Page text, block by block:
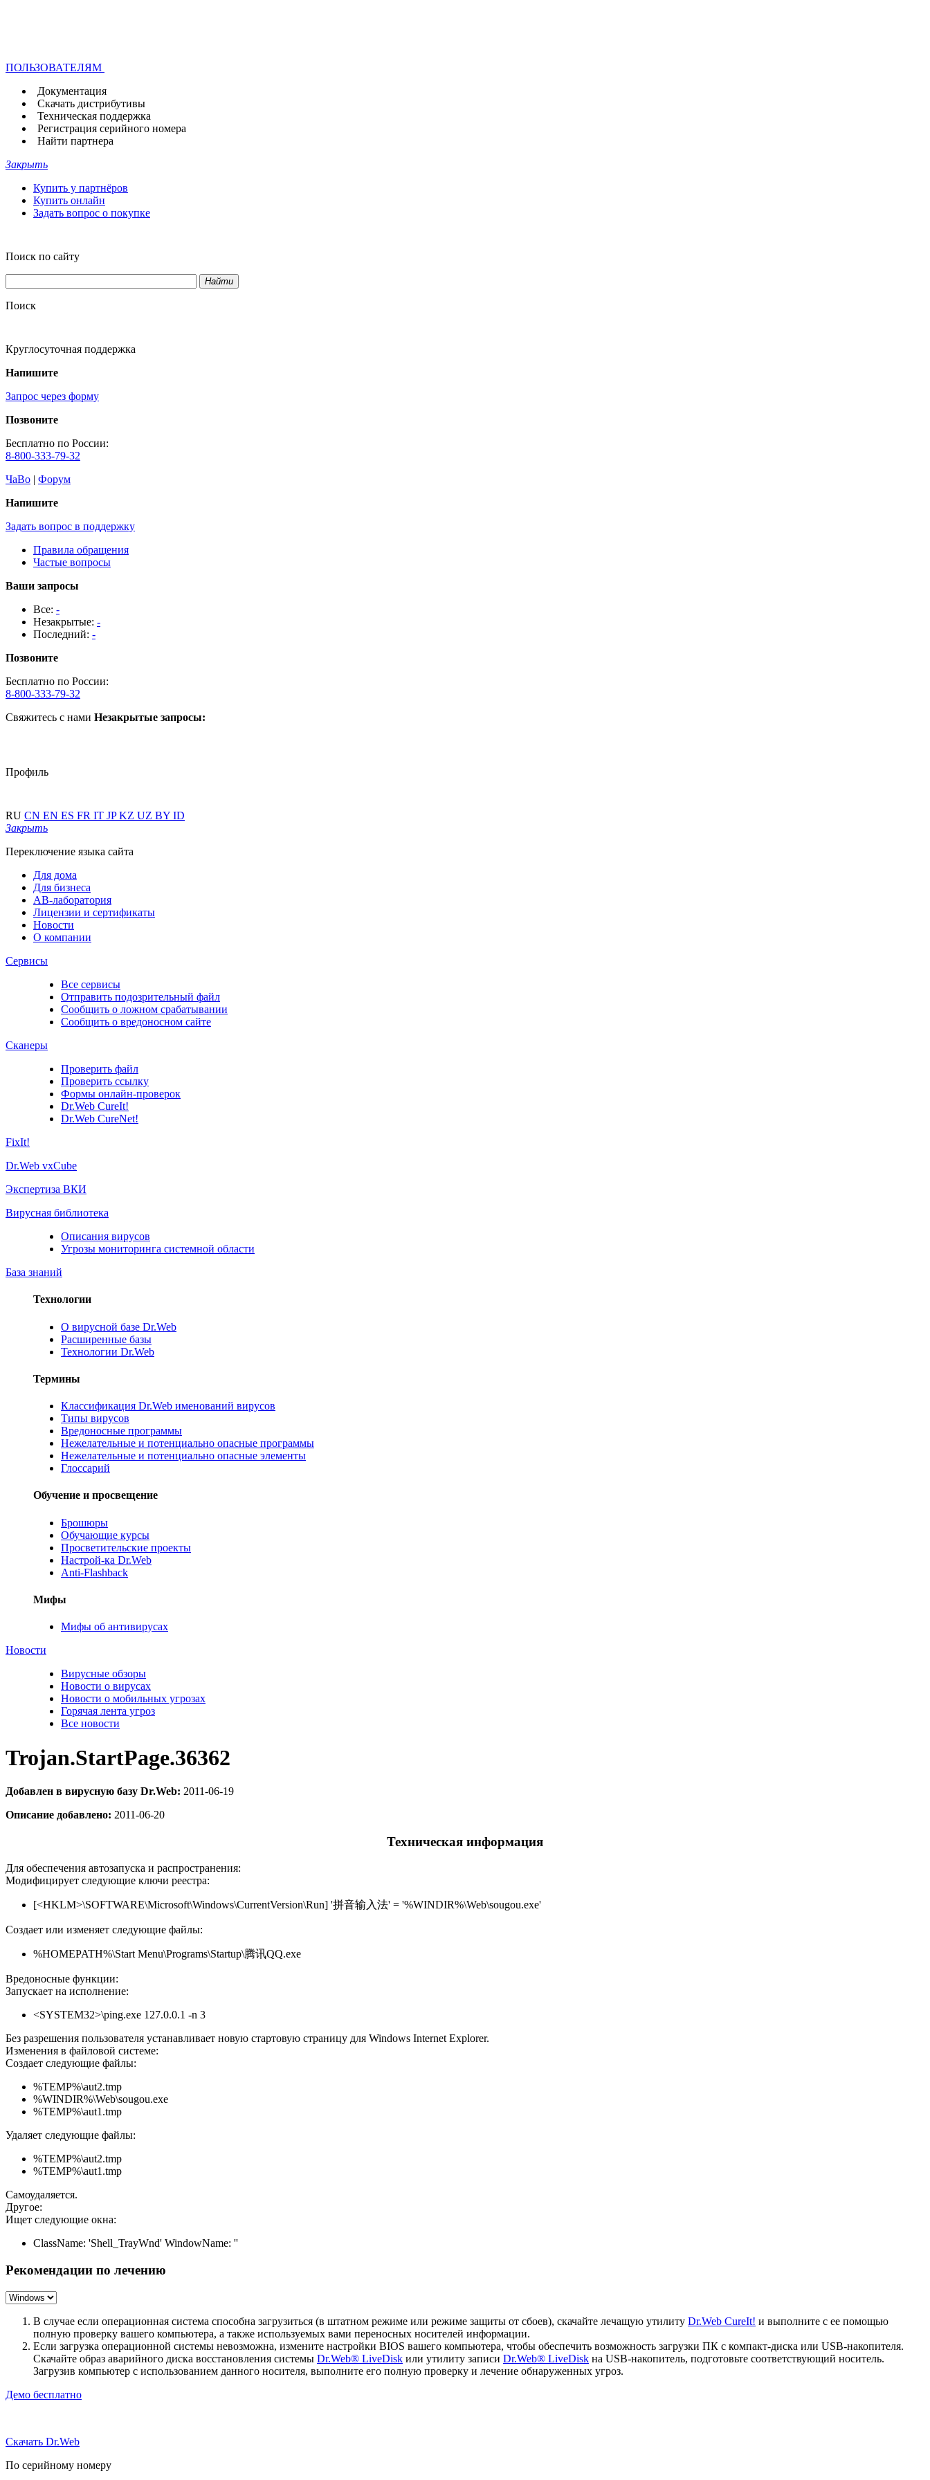
ПОЛЬЗОВАТЕЛЯМ
Документация
Скачать дистрибутивы
Техническая поддержка
Регистрация серийного номера
Найти партнера
Закрыть
Купить у партнёров
Купить онлайн
Задать вопрос о покупке
Поиск по сайту
Найти
Поиск
Круглосуточная поддержка
Напишите
Запрос через форму
Позвоните
Бесплатно по России:
8-800-333-79-32
ЧаВо | Форум
Напишите
Задать вопрос в поддержку
Правила обращения
Частые вопросы
Ваши запросы
Все: -
Незакрытые: -
Последний: -
Позвоните
Бесплатно по России:
8-800-333-79-32
Свяжитесь с нами Незакрытые запросы:
Профиль
RU CN EN ES FR IT JPKZ UZ BY ID
Закрыть
Переключение языка сайта
Для дома
Для бизнеса
АВ-лаборатория
Лицензии и сертификаты
Новости
О компании
Сервисы
Все сервисы
Отправить подозрительный файл
Сообщить о ложном срабатывании
Сообщить о вредоносном сайте
Сканеры
Проверить файл
Проверить ссылку
Формы онлайн-проверок
Dr.Web CureIt!
Dr.Web CureNet!
FixIt!
Dr.Web vxCube
Экспертиза ВКИ
Вирусная библиотека
Описания вирусов
Угрозы мониторинга системной области
База знаний
Технологии
О вирусной базе Dr.Web
Расширенные базы
Технологии Dr.Web
Термины
Классификация Dr.Web именований вирусов
Типы вирусов
Вредоносные программы
Нежелательные и потенциально опасные программы
Нежелательные и потенциально опасные элементы
Глоссарий
Обучение и просвещение
Брошюры
Обучающие курсы
Просветительские проекты
Настрой-ка Dr.Web
Anti-Flashback
Мифы
Мифы об антивирусах
Новости
Вирусные обзоры
Новости о вирусах
Новости о мобильных угрозах
Горячая лента угроз
Все новости
Trojan.StartPage.36362
Добавлен в вирусную базу Dr.Web: 2011-06-19
Описание добавлено: 2011-06-20
Техническая информация
Для обеспечения автозапуска и распространения:
Модифицирует следующие ключи реестра:
[<HKLM>\SOFTWARE\Microsoft\Windows\CurrentVersion\Run] '拼音输入法' = '%WINDIR%\Web\sougou.exe'
Создает или изменяет следующие файлы:
%HOMEPATH%\Start Menu\Programs\Startup\腾讯QQ.exe
Вредоносные функции:
Запускает на исполнение:
<SYSTEM32>\ping.exe 127.0.0.1 -n 3
Без разрешения пользователя устанавливает новую стартовую страницу для Windows Internet Explorer.
Изменения в файловой системе:
Создает следующие файлы:
%TEMP%\aut2.tmp
%WINDIR%\Web\sougou.exe
%TEMP%\aut1.tmp
Удаляет следующие файлы:
%TEMP%\aut2.tmp
%TEMP%\aut1.tmp
Самоудаляется.
Другое:
Ищет следующие окна:
ClassName: 'Shell_TrayWnd' WindowName: ''
Рекомендации по лечению
В случае если операционная система способна загрузиться (в штатном режиме или режиме защиты от сбоев), скачайте лечащую утилиту Dr.Web CureIt! и выполните с ее помощью
полную проверку вашего компьютера, а также используемых вами переносных носителей информации.
Если загрузка операционной системы невозможна, измените настройки BIOS вашего компьютера, чтобы обеспечить возможность загрузки ПК с компакт-диска или USB-накопителя.
Скачайте образ аварийного диска восстановления системы Dr.Web® LiveDisk или утилиту записи Dr.Web® LiveDisk на USB-накопитель, подготовьте соответствующий носитель.
Загрузив компьютер с использованием данного носителя, выполните его полную проверку и лечение обнаруженных угроз.
Демо бесплатно
Скачать Dr.Web
По серийному номеру